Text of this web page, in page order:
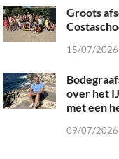
Groots
15/07/2026
over het
met een
09/07/2026